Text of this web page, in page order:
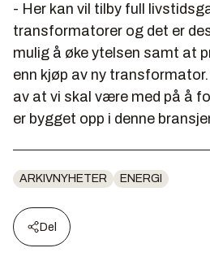
- Her kan vil tilby full
transformatorer og det er
mulig å øke ytelsen samt at
enn kjøp av ny
av at vi skal være med på å
er bygget opp i denne
ARKIVNYHETER ENERGI
Del